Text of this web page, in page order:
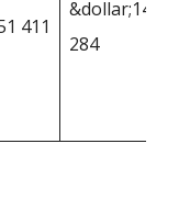
411
&dollar;147
284